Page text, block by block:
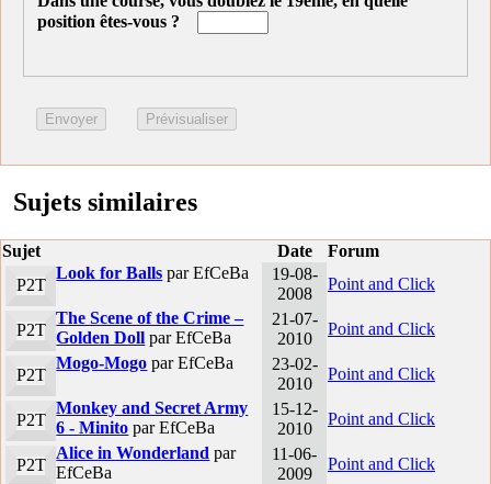
position êtes-vous ?
Sujets similaires
Sujet Date
Forum
P2T
Look for Balls par EfCeBa
19-08-
2008
Point and Click
P2T
The Scene of the Crime –
Golden Doll par EfCeBa
21-07-
2010
Point and Click
P2T
Mogo-Mogo par EfCeBa
23-02-
2010
Point and Click
P2T
Monkey and Secret Army
6 - Minito par EfCeBa
15-12-
2010
Point and Click
P2T
Alice in Wonderland par
EfCeBa
11-06-
2009
Point and Click